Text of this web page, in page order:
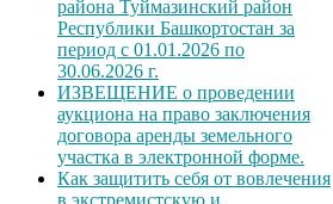
района Туймазинский район
Республики Башкортостан за
период с 01.01.2026 по
30.06.2026 г.
ИЗВЕЩЕНИЕ о проведении
аукциона на право заключения
договора аренды земельного
участка в электронной форме.
Как защитить себя от вовлечения
в экстремистскую и